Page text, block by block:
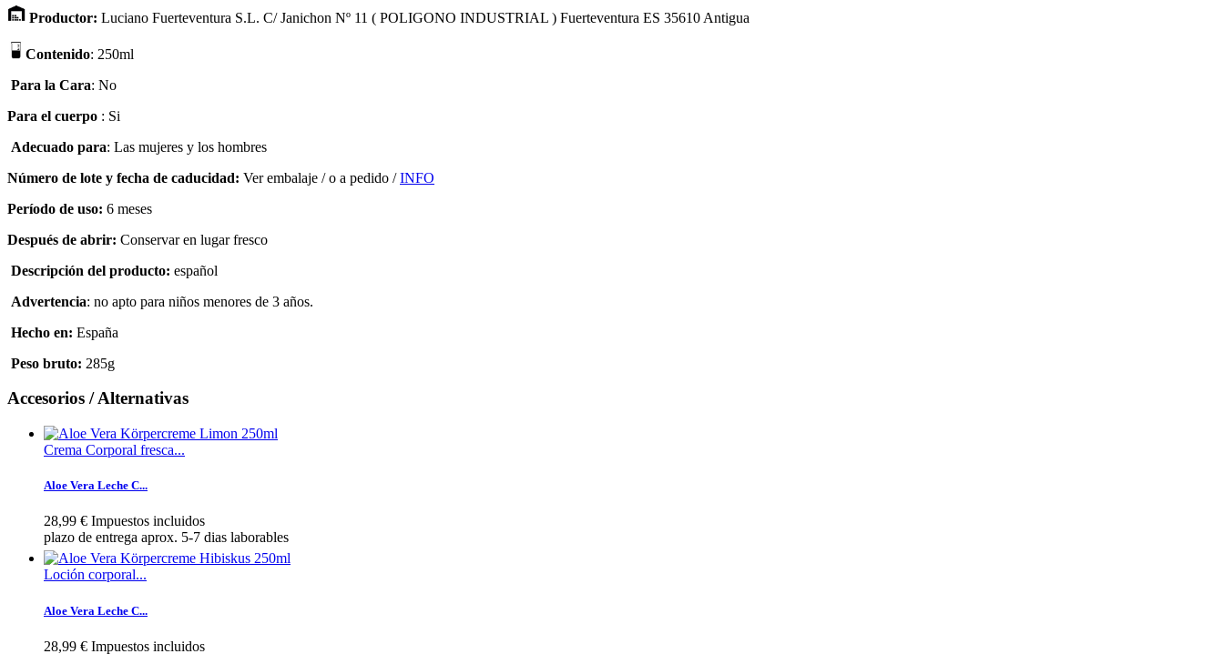
Productor: Luciano Fuerteventura S.L. C/ Janichon Nº 11 ( POLIGONO INDUSTRIAL ) Fuerteventura ES 35610 Antigua
Contenido: 250ml
Para la Cara: No
Para el cuerpo : Si
Adecuado para: Las mujeres y los hombres
Número de lote y fecha de caducidad: Ver embalaje /o a pedido /INFO
Período de uso: 6 meses
Después de abrir: Conservar en lugar fresco
Descripción del producto: español
Advertencia: no apto para niños menores de 3 años.
Hecho en: España
Peso bruto: 285g
Accesorios / Alternativas
Crema Corporal fresca...
Aloe Vera Leche C...
28,99 € Impuestos incluidos
plazo de entrega aprox. 5-7 dias laborables
Loción corporal...
Aloe Vera Leche C...
28,99 € Impuestos incluidos